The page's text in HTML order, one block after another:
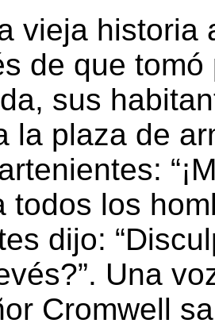
vieja historia
de que
sus
la plaza de
todos los
dijo:
Una
Cromwell